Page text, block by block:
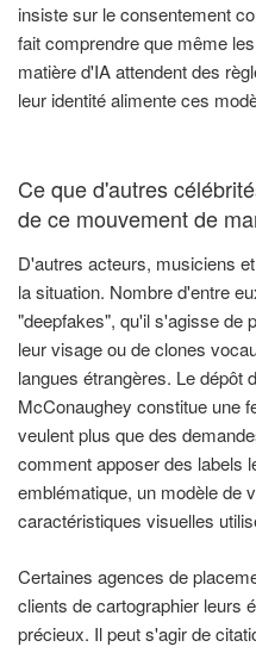
insiste sur le consentement
fait comprendre que même
matière d'IA attendent des
leur identité alimente ces
Ce que d'autres
de ce mouvement de
D'autres acteurs, musiciens
la situation. Nombre d'entre
"deepfakes", qu'il s'agisse de
leur visage ou de clones
langues étrangères. Le dépôt
McConaughey constitue une
veulent plus que des
comment apposer des labels
emblématique, un modèle de
caractéristiques visuelles
Certaines agences de
clients de cartographier leurs
précieux. Il peut s'agir de